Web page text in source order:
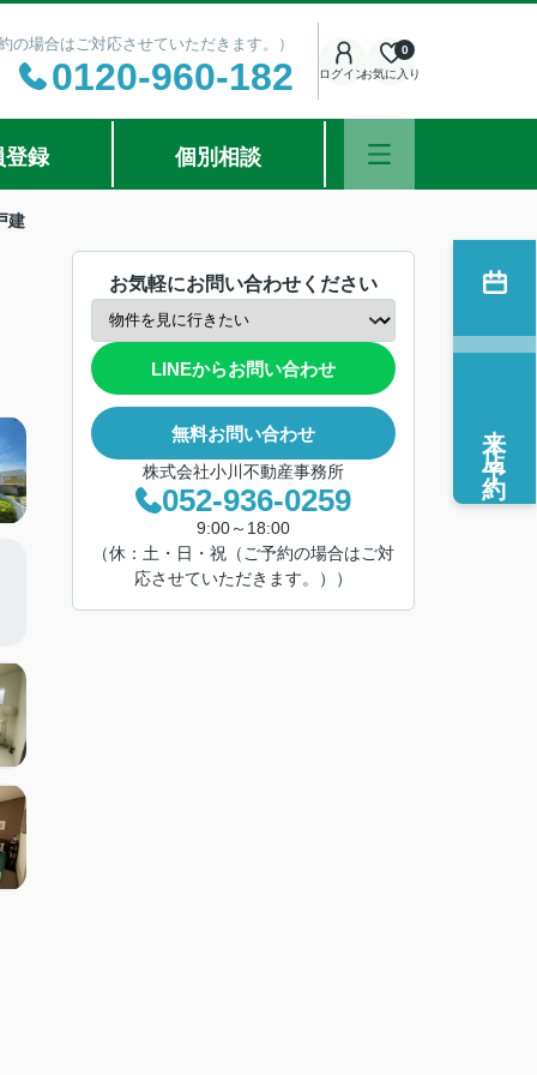
場合はご対応させていただきます。）
0120-960-182 ログインお気に入り
0
登録 個別相談
建
お気軽にお問い合わせください
LINEからお問い合わせ
無料お問い合わせ
株式会社小川不動産事務所
052-936-0259
9:00～18:00
（休：土・日・祝（ご予約の場合はご対
応させていただきます。））
来店予約